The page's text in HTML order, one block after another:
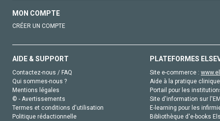
MON COMPTE
CRÉER UN COMPTE
AIDE & SUPPORT
Contactez-nous / FAQ
Qui sommes-nous ?
Mentions légales
© - Avertissements
Termes et conditions d'utilisation
Politique rédactionnelle
PLATEFORMES
Site e-commerce :
Aide à la pratique
Portail pour les
Site d'information sur
E-learning pour les
Bibliothèque d'e-books